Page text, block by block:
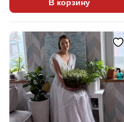
В корзину